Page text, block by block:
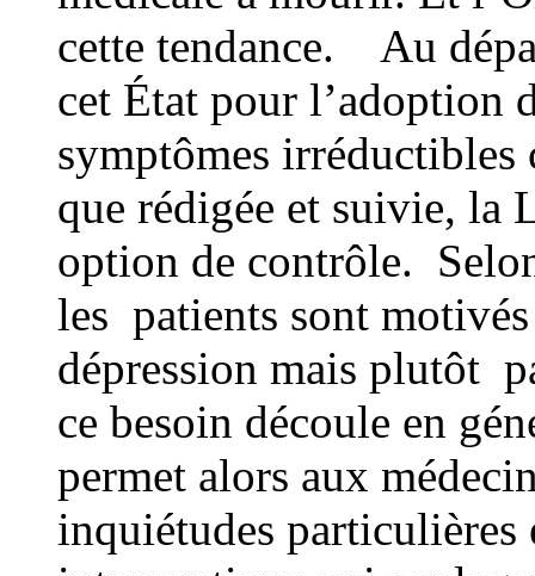
cette tendance. Au
cet État pour l’adoption
symptômes
que rédigée et suivie,
option de contrôle.
les patients sont
dépression mais plutôt
ce besoin découle en
permet alors aux
inquiétudes particulières